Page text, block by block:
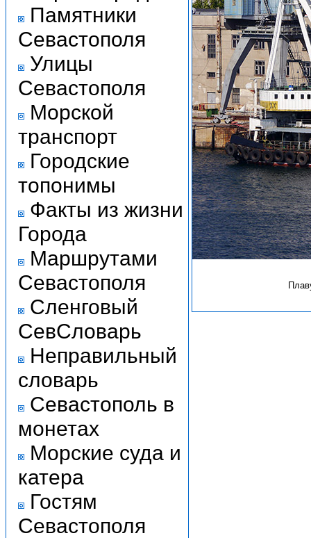
Памятники
Севастополя
Улицы
Севастополя
Морской
транспорт
Городские
топонимы
Факты из жизни
Города
Маршрутами
Севастополя
Сленговый
СевСловарь
Неправильный
словарь
Севастополь в
монетах
Морские суда и
катера
Гостям
Севастополя